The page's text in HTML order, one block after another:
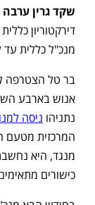
שקד גרין ערבה
מנכ"ל כללית עד
נתניהו ניסה
כישורים